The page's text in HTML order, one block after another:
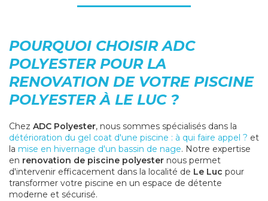
POURQUOI CHOISIR ADC
POLYESTER POUR LA
RENOVATION DE VOTRE PISCINE
POLYESTER À LE LUC ?
Chez ADC Polyester, nous sommes spécialisés dans la
détérioration du gel coat d'une piscine : à qui faire appel ? et
la mise en hivernage d'un bassin de nage. Notre expertise
en renovation de piscine polyester nous permet
d'intervenir efficacement dans la localité de Le Luc pour
transformer votre piscine en un espace de détente
moderne et sécurisé.